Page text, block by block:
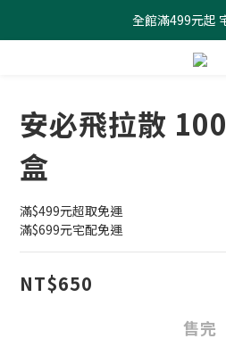
全館滿499元起
全館滿499元起
加入會員 $100元購
安必飛拉散
盒
滿$499元超取免運
滿$699元宅配免運
NT$650
售完